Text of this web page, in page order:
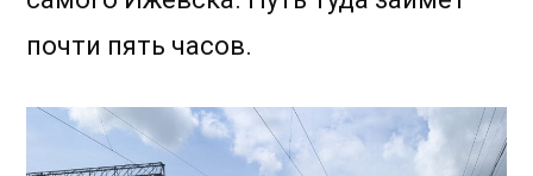
почти пять часов.